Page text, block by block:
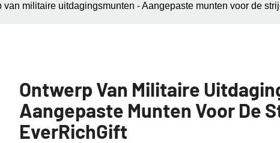
van militaire uitdagingsmunten - Aangepaste munten voor de
Ontwerp Van Militaire
Aangepaste Munten Voor De
EverRichGift